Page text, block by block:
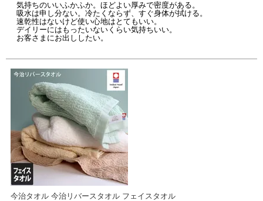
気持ちのいいふかふか。ほどよい厚みで密度がある。
吸水は申し分ない。冷たくならず、すぐ身体が拭ける。
速乾性はないけど使い心地はとてもいい。
デイリーにはもったいないくらい気持ちいい。
お客さまにお出ししたい。
今治タオル 今治リバースタオル フェイスタオル